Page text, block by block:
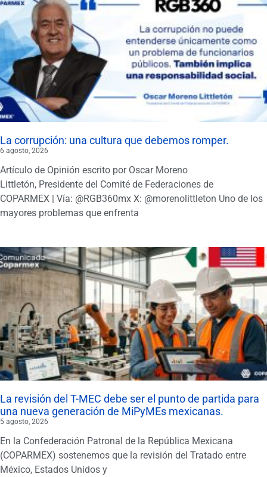
La corrupción: una cultura que debemos romper.
6 agosto, 2026
Artículo de Opinión escrito por Oscar Moreno
Littletón, Presidente del Comité de Federaciones de
COPARMEX | Vía: @RGB360mx X: @morenolittleton Uno de los
mayores problemas que enfrenta
La revisión del T-MEC debe ser el punto de partida para
una nueva generación de MiPyMEs mexicanas.
5 agosto, 2026
En la Confederación Patronal de la República Mexicana
(COPARMEX) sostenemos que la revisión del Tratado entre
México, Estados Unidos y